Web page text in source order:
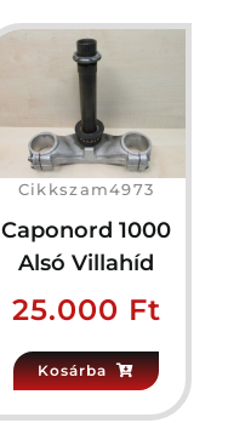
Cikkszam4973
Caponord 1000
Alsó Villahíd
25.000 Ft
Kosárba